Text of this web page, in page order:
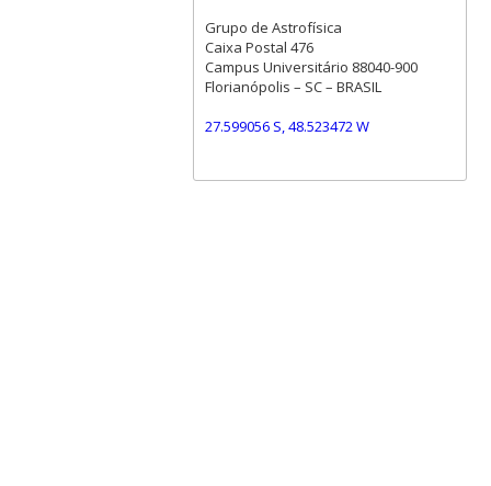
Grupo de Astrofísica
Caixa Postal 476
Campus Universitário 88040-900
Florianópolis – SC – BRASIL
27.599056 S, 48.523472 W